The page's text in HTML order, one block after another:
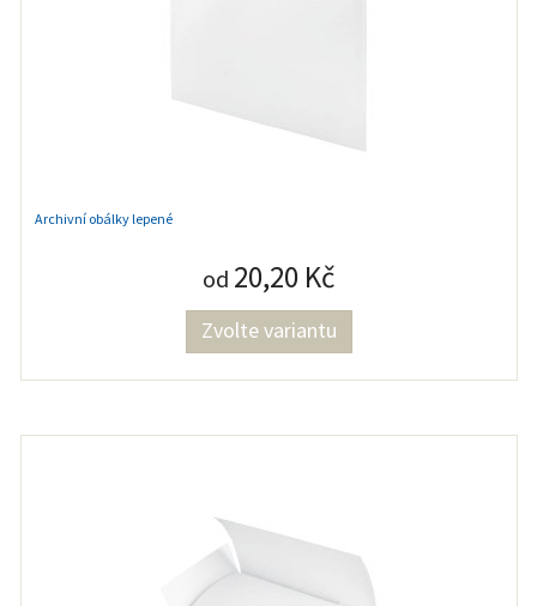
Archivní obálky lepené
od 20,20 Kč
Zvolte variantu